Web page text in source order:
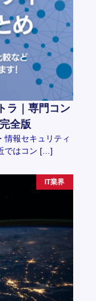
ラ｜専門コン
全版
情報セキュリティ
ではコン […]
IT業界